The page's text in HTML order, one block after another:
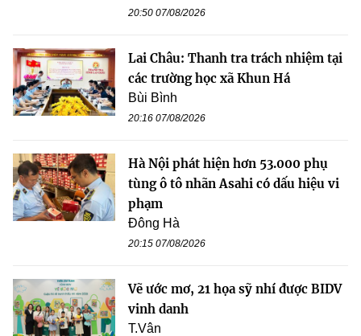
20:50 07/08/2026
Lai Châu: Thanh tra trách nhiệm tại
các trường học xã Khun Há
Bùi Bình
20:16 07/08/2026
Hà Nội phát hiện hơn 53.000 phụ
tùng ô tô nhãn Asahi có dấu hiệu vi
phạm
Đông Hà
20:15 07/08/2026
Vẽ ước mơ, 21 họa sỹ nhí được BIDV
vinh danh
T.Vân